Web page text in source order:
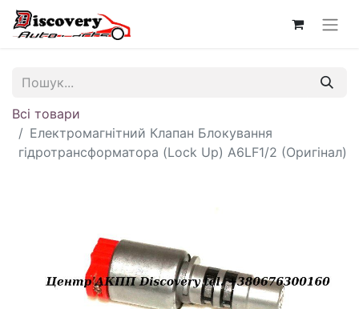
Всі товари
Електромагнітний Клапан Блокування
гідротрансформатора (Lock Up) A6LF1/2 (Оригінал)